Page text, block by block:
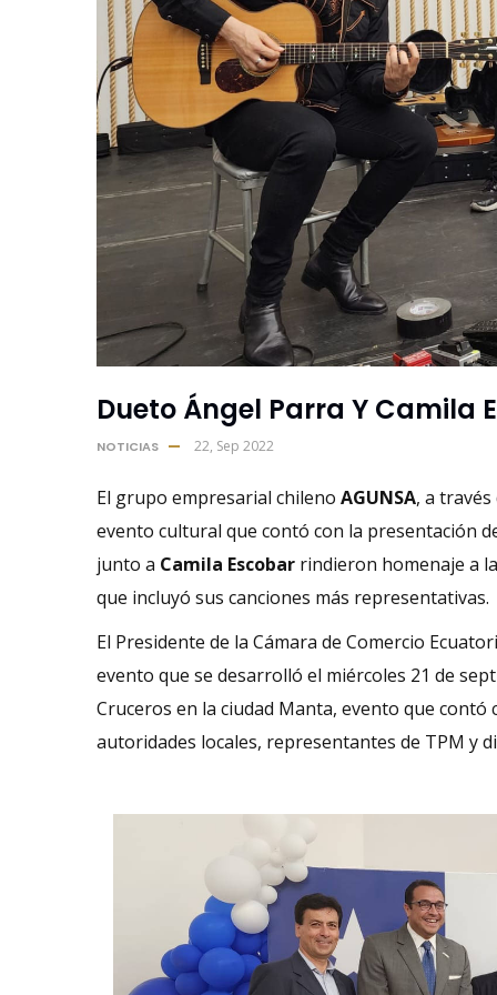
Dueto Ángel Parra Y Camila
NOTICIAS 22, Sep 2022
El grupo empresarial chileno AGUNSA, a
evento cultural que contó con la presentación
junto a Camila Escobar rindieron homenaje a
que incluyó sus canciones más representativas.
El Presidente de la Cámara de Comercio
evento que se desarrolló el miércoles 21 de
Cruceros en la ciudad Manta, evento que
autoridades locales, representantes de TPM y